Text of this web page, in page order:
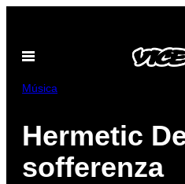
contenuto
Apri
Música
Hermetic
sofferenza